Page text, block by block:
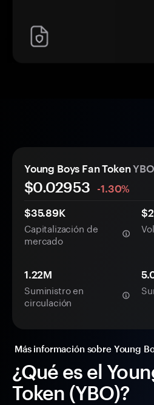
¿Qué es el
Token (YBO)?
Young Boys Fan TokenYBO
$0.02953
-1.30%
$35.89K
Capitalización de
mercado
1.22M
Suministro en
circulación
Más información sobre Young